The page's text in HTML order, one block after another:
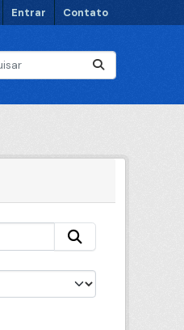
Entrar Contato